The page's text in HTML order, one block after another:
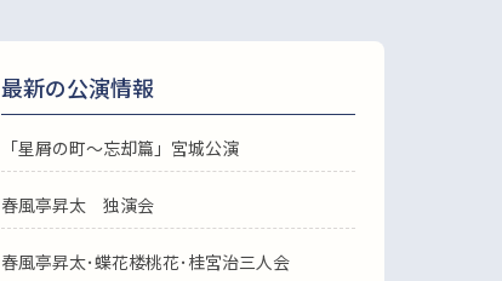
最新の公演情報
「星屑の町～忘却篇」宮城公演
春風亭昇太 独演会
春風亭昇太･蝶花楼桃花･桂宮治三人会